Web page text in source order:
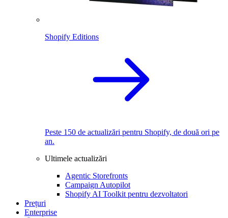
Shopify Editions
Peste 150 de actualizări pentru Shopify, de două ori pe
an.
Ultimele actualizări
Agentic Storefronts
Campaign Autopilot
Shopify AI Toolkit pentru dezvoltatori
Prețuri
Enterprise